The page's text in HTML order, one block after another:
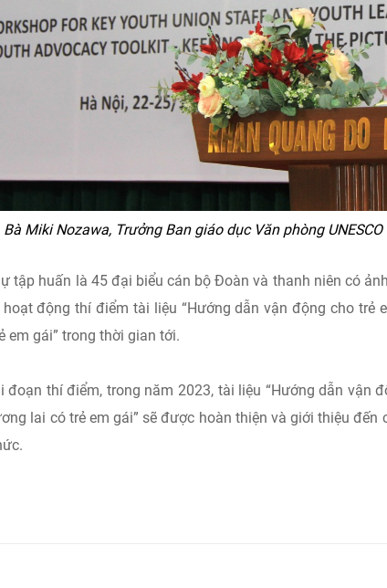
Bà Miki Nozawa, Trưởng Ban giáo dục Văn phòng
tập huấn là 45 đại biểu cán bộ Đoàn và thanh niên có
động thí điểm tài liệu “Hướng dẫn vận động cho trẻ
em gái” trong thời gian tới.
đoạn thí điểm, trong năm 2023, tài liệu “Hướng dẫn vận
lai có trẻ em gái” sẽ được hoàn thiện và giới thiệu